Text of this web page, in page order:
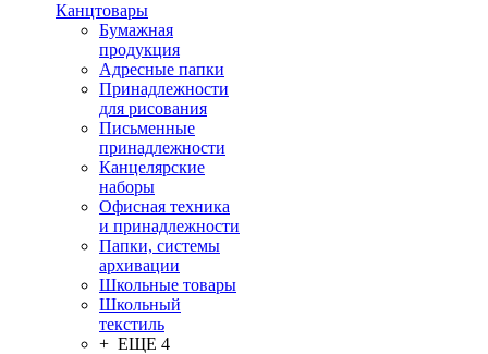
Канцтовары
Бумажная
продукция
Адресные папки
Принадлежности
для рисования
Письменные
принадлежности
Канцелярские
наборы
Офисная техника
и принадлежности
Папки, системы
архивации
Школьные товары
Школьный
текстиль
+ ЕЩЕ 4